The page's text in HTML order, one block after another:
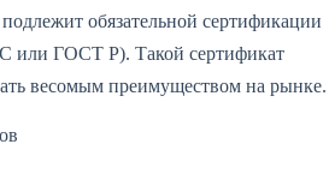
обязательной сертификации
или ГОСТ Р). Такой сертификат
весомым преимуществом на рынке.